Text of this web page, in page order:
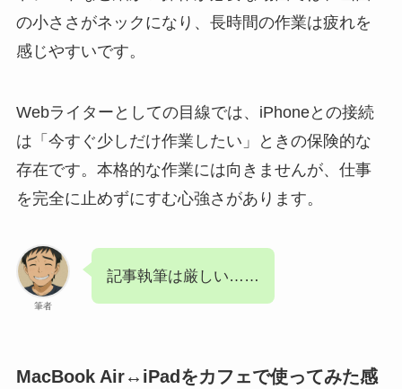
の小ささがネックになり、長時間の作業は疲れを
感じやすいです。
Webライターとしての目線では、iPhoneとの接続
は「今すぐ少しだけ作業したい」ときの保険的な
存在です。本格的な作業には向きませんが、仕事
を完全に止めずにすむ心強さがあります。
筆者
記事執筆は厳しい……
MacBook Air↔iPadをカフェで使ってみた感